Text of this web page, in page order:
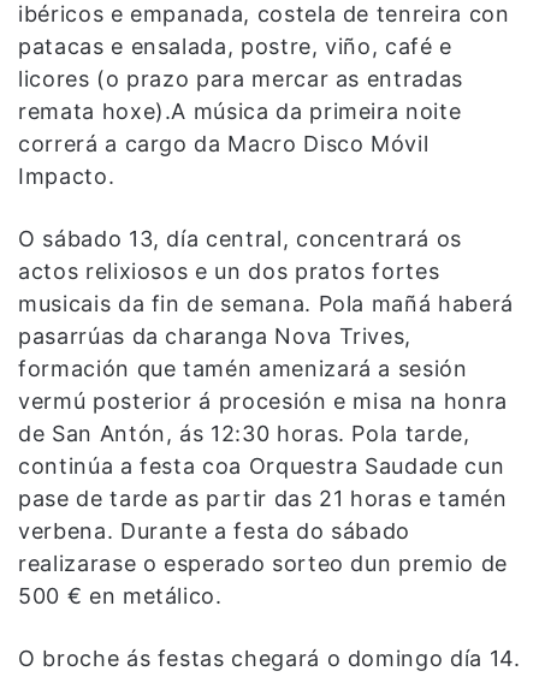
ibéricos e empanada, costela de tenreira con
patacas e ensalada, postre, viño, café e
licores (o prazo para mercar as entradas
remata hoxe).A música da primeira noite
correrá a cargo da Macro Disco Móvil
Impacto.
O sábado 13, día central, concentrará os
actos relixiosos e un dos pratos fortes
musicais da fin de semana. Pola mañá haberá
pasarrúas da charanga Nova Trives,
formación que tamén amenizará a sesión
vermú posterior á procesión e misa na honra
de San Antón, ás 12:30 horas. Pola tarde,
continúa a festa coa Orquestra Saudade cun
pase de tarde as partir das 21 horas e tamén
verbena. Durante a festa do sábado
realizarase o esperado sorteo dun premio de
500 € en metálico.
O broche ás festas chegará o domingo día 14.